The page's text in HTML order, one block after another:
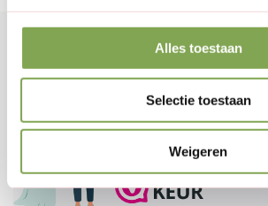
Alles toestaan
Selectie toestaan
Weigeren
Klantenservice
Veelgestelde vragen
0346 218 111
info@dewiltfang.nl
+31 640511932